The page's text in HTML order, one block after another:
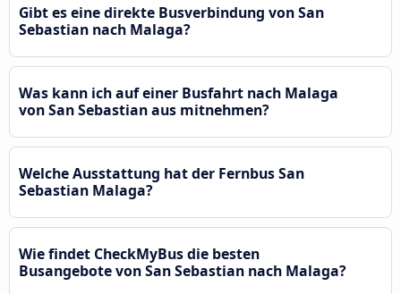
Gibt es eine direkte Busverbindung von San
Sebastian nach Malaga?
Was kann ich auf einer Busfahrt nach Malaga
von San Sebastian aus mitnehmen?
Welche Ausstattung hat der Fernbus San
Sebastian Malaga?
Wie findet CheckMyBus die besten
Busangebote von San Sebastian nach Malaga?